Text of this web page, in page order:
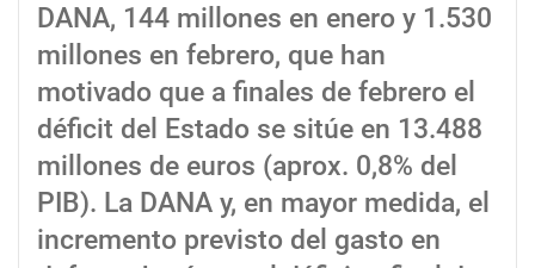
DANA, 144 millones en enero y 1.530
millones en febrero, que han
motivado que a finales de febrero el
déficit del Estado se sitúe en 13.488
millones de euros (aprox. 0,8% del
PIB). La DANA y, en mayor medida, el
incremento previsto del gasto en